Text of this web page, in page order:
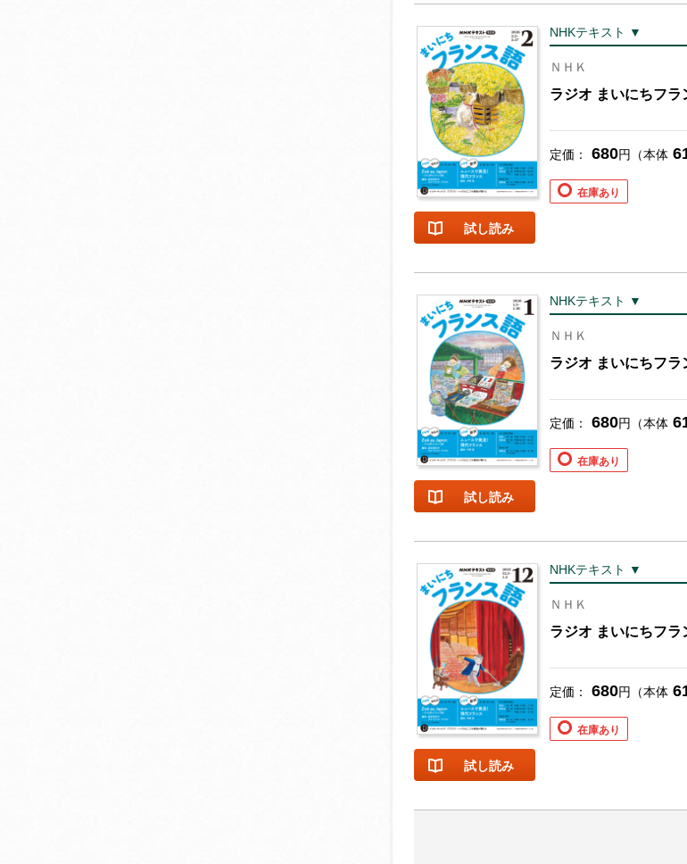
試し読み
NHKテキスト ▼
ＮＨＫ
ラジオ まいにちフ
定価： 680円（本体
在庫あり
試し読み
NHKテキスト ▼
ＮＨＫ
ラジオ まいにちフ
定価： 680円（本体
在庫あり
試し読み
NHKテキスト ▼
ＮＨＫ
ラジオ まいにちフ
定価： 680円（本体
在庫あり